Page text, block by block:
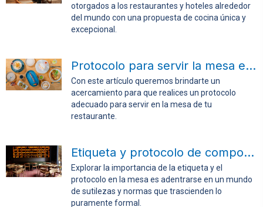
otorgados a los restaurantes y hoteles alrededor
del mundo con una propuesta de cocina única y
excepcional.
Protocolo para servir la mesa en tu restaurante
Con este artículo queremos brindarte un
acercamiento para que realices un protocolo
adecuado para servir en la mesa de tu
restaurante.
Etiqueta y protocolo de comportamientos en la mesa
Explorar la importancia de la etiqueta y el
protocolo en la mesa es adentrarse en un mundo
de sutilezas y normas que trascienden lo
puramente formal.